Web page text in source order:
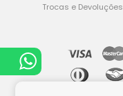
Trocas e Devoluções